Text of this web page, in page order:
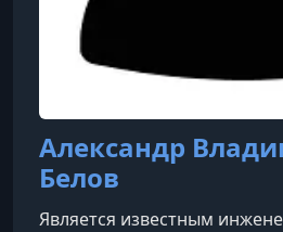
Александр
Белов
Является известным